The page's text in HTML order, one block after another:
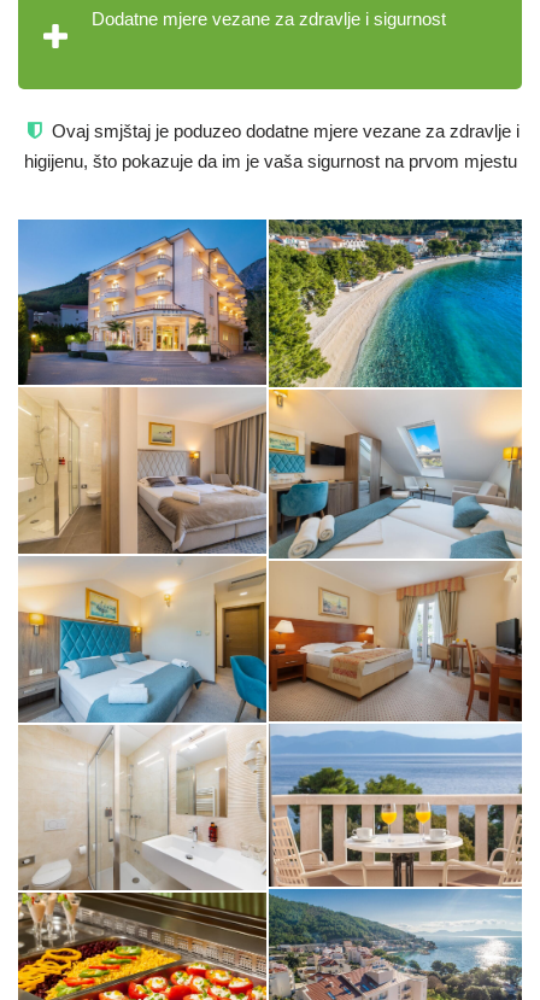
Dodatne mjere vezane za zdravlje i sigurnost
Ovaj smjštaj je poduzeo dodatne mjere vezane za zdravlje i
higijenu, što pokazuje da im je vaša sigurnost na prvom mjestu